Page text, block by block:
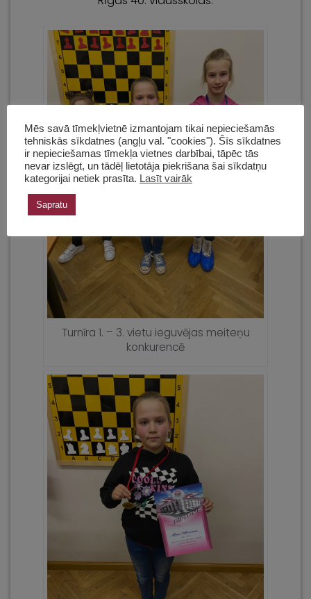
Turnīra 1. – 3. vietu ieguvējas meiteņu
konkurencē
Mēs savā tīmekļvietnē izmantojam tikai nepieciešamās
tehniskās sīkdatnes (angļu val. "cookies"). Šīs sīkdatnes
ir nepieciešamas tīmekļa vietnes darbībai, tāpēc tās
nevar izslēgt, un tādēļ lietotāja piekrišana šai sīkdatņu
kategorijai netiek prasīta. Lasīt vairāk
Sapratu